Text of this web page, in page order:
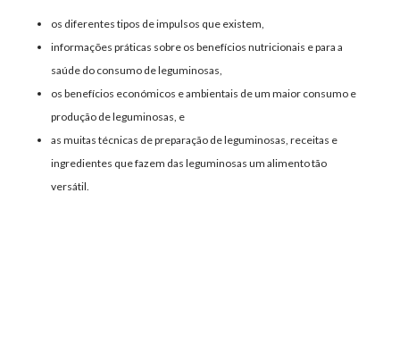
os diferentes tipos de impulsos que existem,
informações práticas sobre os benefícios nutricionais e para a
saúde do consumo de leguminosas,
os benefícios económicos e ambientais de um maior consumo e
produção de leguminosas, e
as muitas técnicas de preparação de leguminosas, receitas e
ingredientes que fazem das leguminosas um alimento tão
versátil.